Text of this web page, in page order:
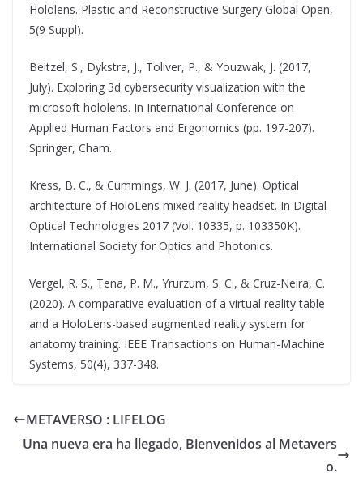
Hololens. Plastic and Reconstructive Surgery Global Open,
5(9 Suppl).
Beitzel, S., Dykstra, J., Toliver, P., & Youzwak, J. (2017,
July). Exploring 3d cybersecurity visualization with the
microsoft hololens. In International Conference on
Applied Human Factors and Ergonomics (pp. 197-207).
Springer, Cham.
Kress, B. C., & Cummings, W. J. (2017, June). Optical
architecture of HoloLens mixed reality headset. In Digital
Optical Technologies 2017 (Vol. 10335, p. 103350K).
International Society for Optics and Photonics.
Vergel, R. S., Tena, P. M., Yrurzum, S. C., & Cruz-Neira, C.
(2020). A comparative evaluation of a virtual reality table
and a HoloLens-based augmented reality system for
anatomy training. IEEE Transactions on Human-Machine
Systems, 50(4), 337-348.
METAVERSO : LIFELOG
Una nueva era ha llegado, Bienvenidos al Metavers
o.